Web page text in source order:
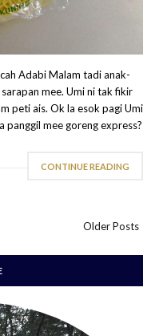
Adabi Malam tadi anak-
mee. Umi ni tak fikir
peti ais. Ok la esok pagi Umi
panggil mee goreng express?
CONTINUE READING
Older Posts